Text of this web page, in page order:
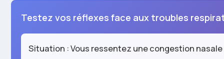
Testez vos réflexes face aux troubles
Situation : Vous ressentez une congestion nasale